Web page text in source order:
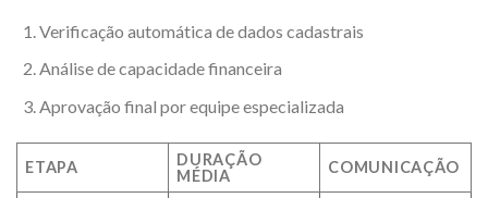
Verificação automática de dados cadastrais
Análise de capacidade financeira
Aprovação final por equipe especializada
ETAPA
DURAÇÃO
MÉDIA
COMUNICAÇÃO